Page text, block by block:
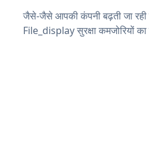
जैसे-जैसे आपकी कंपनी बढ़ती जा रही
File_display सुरक्षा कमजोरियों